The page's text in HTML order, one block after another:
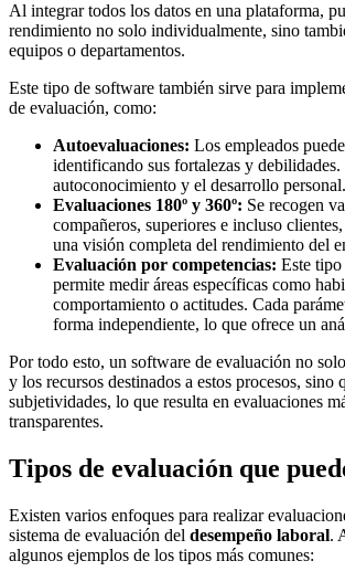
Al integrar todos los datos en una plataforma,
rendimiento no solo individualmente, sino
equipos o departamentos.
Este tipo de software también sirve para
de evaluación, como:
Autoevaluaciones: Los empleados
identificando sus fortalezas y
autoconocimiento y el desarrollo personal.
Evaluaciones 180º y 360º: Se recogen
compañeros, superiores e incluso
una visión completa del rendimiento del
Evaluación por competencias: Este
permite medir áreas específicas como
comportamiento o actitudes. Cada
forma independiente, lo que ofrece un
Por todo esto, un software de evaluación no
y los recursos destinados a estos procesos, sino
subjetividades, lo que resulta en evaluaciones
transparentes.
Tipos de evaluación que
Existen varios enfoques para realizar
sistema de evaluación del desempeño laboral.
algunos ejemplos de los tipos más comunes: